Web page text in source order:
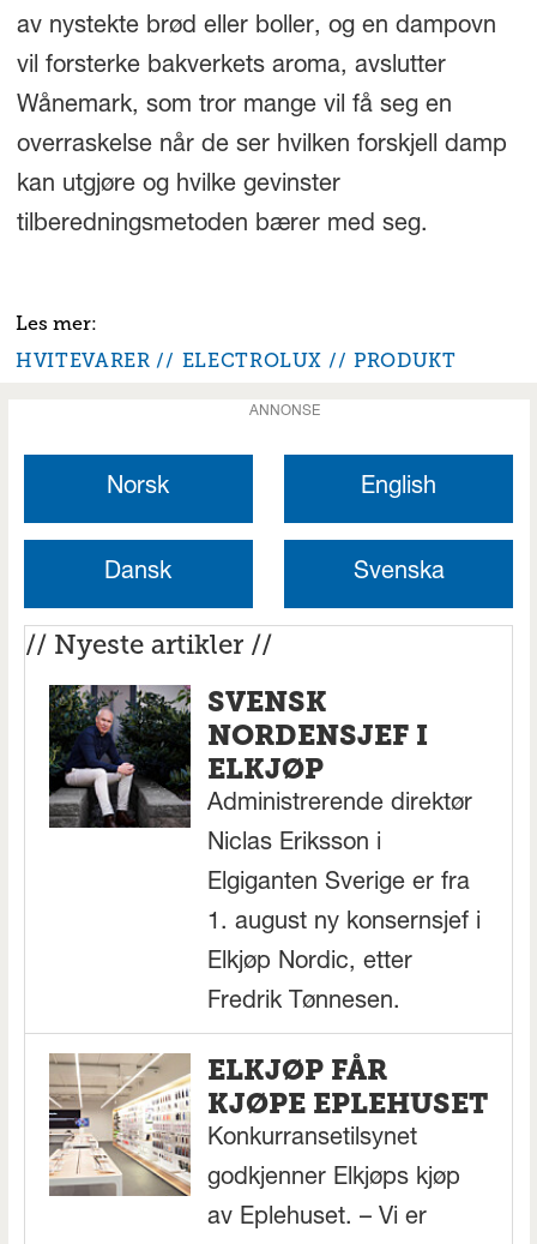
av nystekte brød eller boller, og en dampovn
vil forsterke bakverkets aroma, avslutter
Wånemark, som tror mange vil få seg en
overraskelse når de ser hvilken forskjell damp
kan utgjøre og hvilke gevinster
tilberedningsmetoden bærer med seg.
HVITEVARER ELECTROLUX PRODUKT
ANNONSE
Norsk English
Dansk Svenska
// Nyeste artikler //
SVENSK
NORDENSJEF I
ELKJØP
Administrerende direktør
Niclas Eriksson i
Elgiganten Sverige er fra
1. august ny konsernsjef i
Elkjøp Nordic, etter
Fredrik Tønnesen.
ELKJØP FÅR
KJØPE EPLEHUSET
Konkurransetilsynet
godkjenner Elkjøps kjøp
av Eplehuset. – Vi er